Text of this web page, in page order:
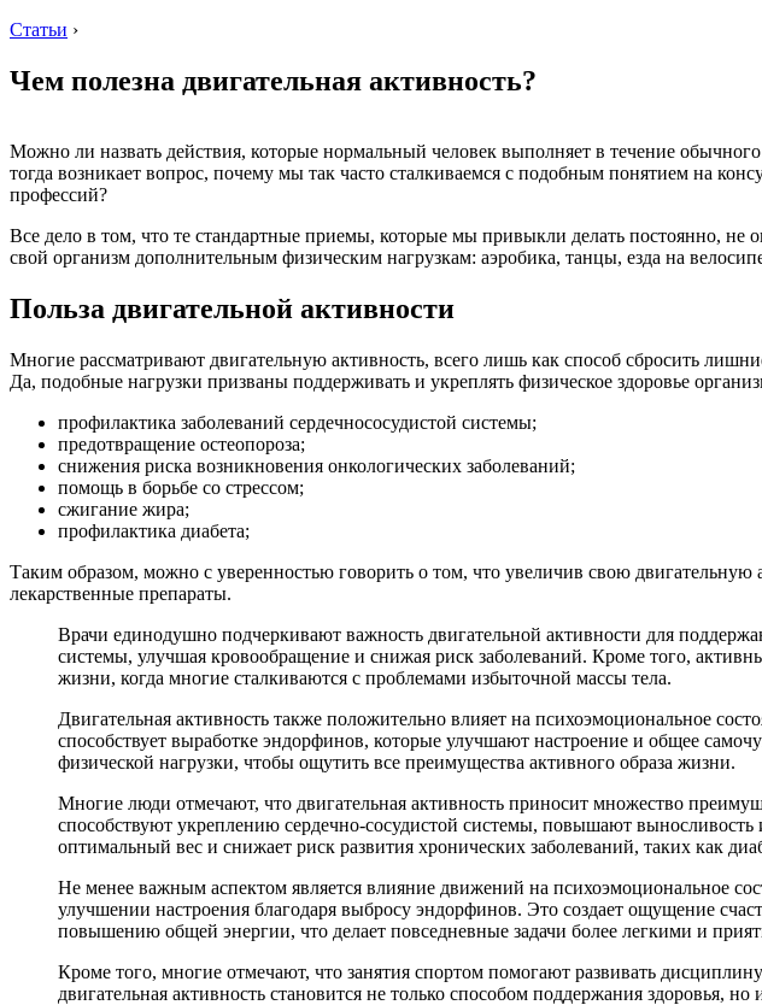
Статьи ›
Чем полезна двигательная активность?
Можно ли назвать действия, которые нормальный человек выполняет в течение
тогда возникает вопрос, почему мы так часто сталкиваемся с подобным понятием на
профессий?
Все дело в том, что те стандартные приемы, которые мы привыкли делать постоянно,
свой организм дополнительным физическим нагрузкам: аэробика, танцы, езда на
Польза двигательной активности
Многие рассматривают двигательную активность, всего лишь как способ сбросить
Да, подобные нагрузки призваны поддерживать и укреплять физическое здоровье
профилактика заболеваний сердечнососудистой системы;
предотвращение остеопороза;
снижения риска возникновения онкологических заболеваний;
помощь в борьбе со стрессом;
сжигание жира;
профилактика диабета;
Таким образом, можно с уверенностью говорить о том, что увеличив свою
лекарственные препараты.
Врачи единодушно подчеркивают важность двигательной активности для
системы, улучшая кровообращение и снижая риск заболеваний. Кроме того,
жизни, когда многие сталкиваются с проблемами избыточной массы тела.
Двигательная активность также положительно влияет на психоэмоциональное
способствует выработке эндорфинов, которые улучшают настроение и общее
физической нагрузки, чтобы ощутить все преимущества активного образа жизни.
Многие люди отмечают, что двигательная активность приносит множество
способствуют укреплению сердечно-сосудистой системы, повышают
оптимальный вес и снижает риск развития хронических заболеваний, таких как
Не менее важным аспектом является влияние движений на психоэмоциональное
улучшении настроения благодаря выбросу эндорфинов. Это создает ощущение
повышению общей энергии, что делает повседневные задачи более легкими и
Кроме того, многие отмечают, что занятия спортом помогают развивать
двигательная активность становится не только способом поддержания здоровья,